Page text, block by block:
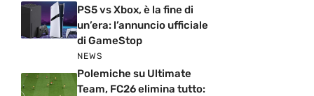
PS5 vs Xbox, è la fine di
un’era: l’annuncio ufficiale
di GameStop
NEWS
Polemiche su Ultimate
Team, FC26 elimina tutto: